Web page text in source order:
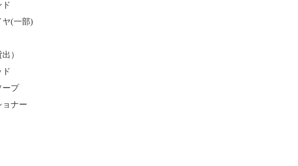
ド
ヤ(一部)
）
ープ
ョナー